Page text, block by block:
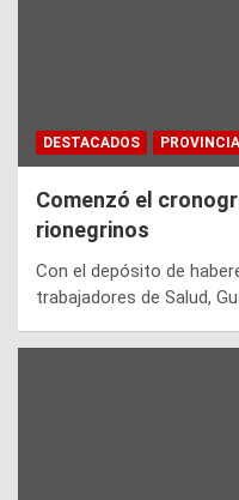
DESTACADOS
Comenzó el
rionegrinos
Con el depósito de
trabajadores de Salud,